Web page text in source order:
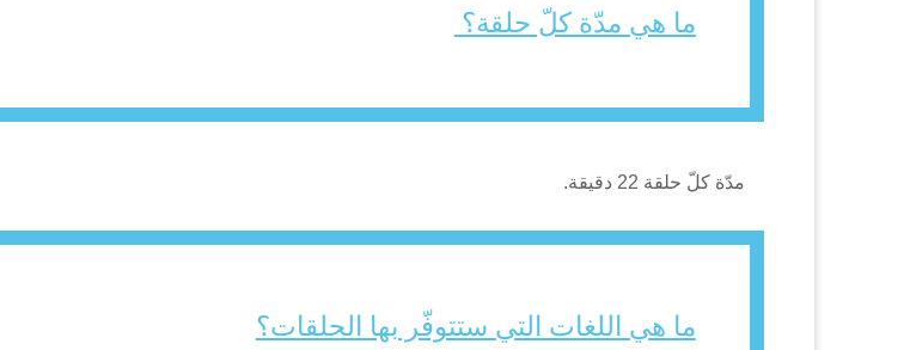
ما هي مدّة كلّ حلقة؟
مدّة كلّ حلقة 22 دقيقة.
ما هي اللغات التي ستتوفّر بها الحلقات؟